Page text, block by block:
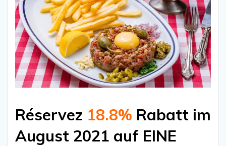
Réservez 18.8% Rabatt im
August 2021 auf EINE